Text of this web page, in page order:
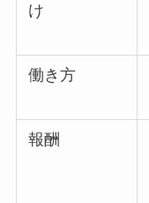
け
働き方
報酬